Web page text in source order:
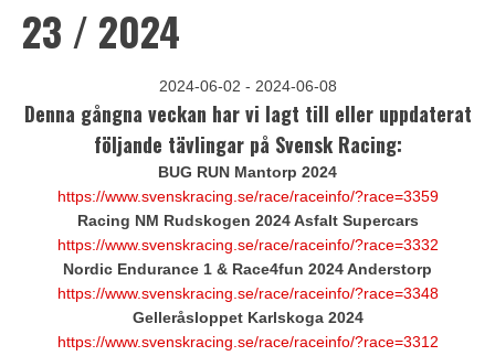
23 / 2024
2024-06-02 - 2024-06-08
Denna gångna veckan har vi lagt till eller uppdaterat
följande tävlingar på Svensk Racing:
BUG RUN Mantorp 2024
https://www.svenskracing.se/race/raceinfo/?race=3359
Racing NM Rudskogen 2024 Asfalt Supercars
https://www.svenskracing.se/race/raceinfo/?race=3332
Nordic Endurance 1 & Race4fun 2024 Anderstorp
https://www.svenskracing.se/race/raceinfo/?race=3348
Gelleråsloppet Karlskoga 2024
https://www.svenskracing.se/race/raceinfo/?race=3312